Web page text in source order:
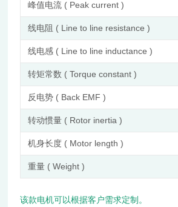
峰值电流 ( Peak current )
线电阻 ( Line to line resistance )
线电感 ( Line to line inductance )
转矩常数 ( Torque constant )
反电势 ( Back EMF )
转动惯量 ( Rotor inertia )
机身长度 ( Motor length )
重量 ( Weight )
该款电机可以根据客户需求定制。